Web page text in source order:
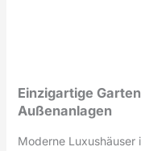
Einzigartige
Außenanlagen
Moderne Luxushäuser